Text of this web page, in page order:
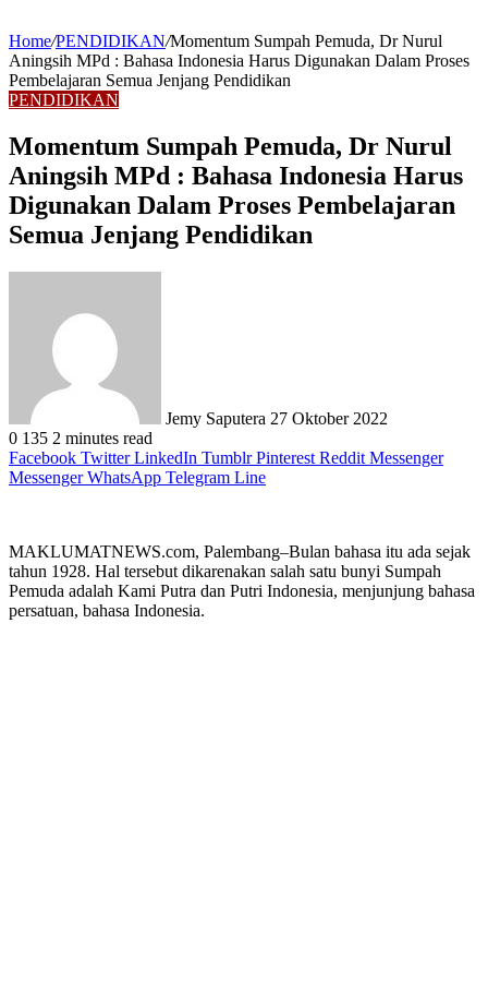
Home/PENDIDIKAN/Momentum Sumpah Pemuda, Dr Nurul
Aningsih MPd : Bahasa Indonesia Harus Digunakan Dalam Proses
Pembelajaran Semua Jenjang Pendidikan
PENDIDIKAN
Momentum Sumpah Pemuda, Dr Nurul
Aningsih MPd : Bahasa Indonesia Harus
Digunakan Dalam Proses Pembelajaran
Semua Jenjang Pendidikan
Jemy Saputera 27 Oktober 2022
0 135 2 minutes read
Facebook Twitter LinkedIn Tumblr Pinterest Reddit Messenger
Messenger WhatsApp Telegram Line
MAKLUMATNEWS.com, Palembang–Bulan bahasa itu ada sejak
tahun 1928. Hal tersebut dikarenakan salah satu bunyi Sumpah
Pemuda adalah Kami Putra dan Putri Indonesia, menjunjung bahasa
persatuan, bahasa Indonesia.